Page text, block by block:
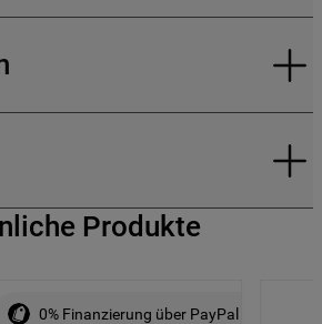
Produkte
0% Finanzierung über PayPal